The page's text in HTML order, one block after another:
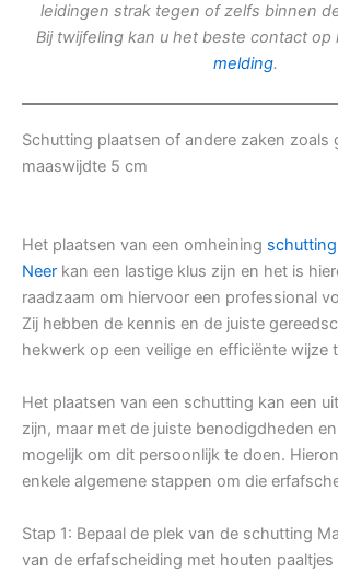
leidingen strak tegen of zelfs binnen
Bij twijfeling kan u het beste contact op
melding.
Schutting plaatsen of andere zaken zoals
maaswijdte 5 cm
Het plaatsen van een omheining
Neer kan een lastige klus zijn en het is
raadzaam om hiervoor een professional
Zij hebben de kennis en de juiste
hekwerk op een veilige en efficiënte wijze
Het plaatsen van een schutting kan een
zijn, maar met de juiste benodigdheden
mogelijk om dit persoonlijk te doen.
enkele algemene stappen om die
Stap 1: Bepaal de plek van de schutting
van de erfafscheiding met houten paaltjes